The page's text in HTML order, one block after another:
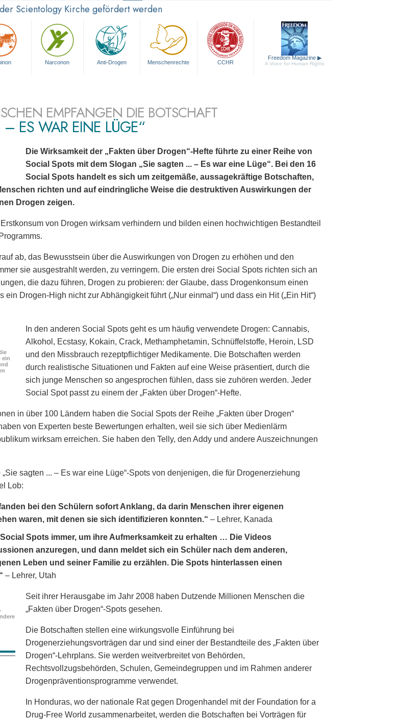
Scientology Kirche gefördert werden
Narconon Anti-Drogen Menschenrechte CCHR
Freedom Magazine ▶
A Voice for Human Rights
EMPFANGEN DIE BOTSCHAFT
ES WAR EINE LÜGE“
Die Wirksamkeit der „Fakten über Drogen“-Hefte führte zu einer Reihe von
Social Spots mit dem Slogan „Sie sagten ... – Es war eine Lüge“. Bei den 16
Social Spots handelt es sich um zeitgemäße, aussagekräftige Botschaften,
richten und auf eindringliche Weise die destruktiven Auswirkungen der
Drogen zeigen.
von Drogen wirksam verhindern und bilden einen hochwichtigen Bestandteil
ab, das Bewusstsein über die Auswirkungen von Drogen zu erhöhen und den
sie ausgestrahlt werden, zu verringern. Die ersten drei Social Spots richten sich an
die dazu führen, Drogen zu probieren: der Glaube, dass Drogenkonsum einen
ein Drogen-High nicht zur Abhängigkeit führt („Nur einmal“) und dass ein Hit („Ein Hit“)
ein
In den anderen Social Spots geht es um häufig verwendete Drogen: Cannabis,
Alkohol, Ecstasy, Kokain, Crack, Methamphetamin, Schnüffelstoffe, Heroin, LSD
und den Missbrauch rezeptpflichtiger Medikamente. Die Botschaften werden
durch realistische Situationen und Fakten auf eine Weise präsentiert, durch die
sich junge Menschen so angesprochen fühlen, dass sie zuhören werden. Jeder
Social Spot passt zu einem der „Fakten über Drogen“-Hefte.
in über 100 Ländern haben die Social Spots der Reihe „Fakten über Drogen“
von Experten beste Bewertungen erhalten, weil sie sich über Medienlärm
wirksam erreichen. Sie haben den Telly, den Addy und andere Auszeichnungen
sagten ... – Es war eine Lüge“-Spots von denjenigen, die für Drogenerziehung
Lob:
bei den Schülern sofort Anklang, da darin Menschen ihrer eigenen
waren, mit denen sie sich identifizieren konnten.“ – Lehrer, Kanada
Spots immer, um ihre Aufmerksamkeit zu erhalten … Die Videos
anzuregen, und dann meldet sich ein Schüler nach dem anderen,
Leben und seiner Familie zu erzählen. Die Spots hinterlassen einen
– Lehrer, Utah
Seit ihrer Herausgabe im Jahr 2008 haben Dutzende Millionen Menschen die
„Fakten über Drogen“-Spots gesehen.
Die Botschaften stellen eine wirkungsvolle Einführung bei
Drogenerziehungsvorträgen dar und sind einer der Bestandteile des „Fakten über
Drogen“-Lehrplans. Sie werden weitverbreitet von Behörden,
Rechtsvollzugsbehörden, Schulen, Gemeindegruppen und im Rahmen anderer
Drogenpräventionsprogramme verwendet.
In Honduras, wo der nationale Rat gegen Drogenhandel mit der Foundation for a
Drug-Free World zusammenarbeitet, werden die Botschaften bei Vorträgen für